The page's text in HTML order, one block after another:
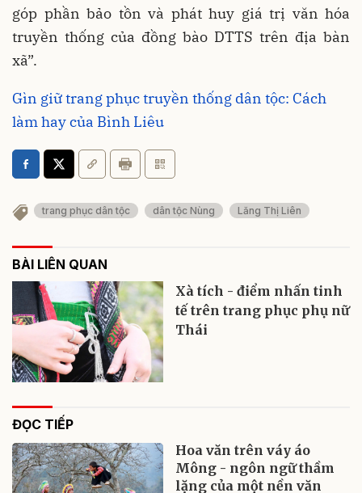
góp phần bảo tồn và phát huy giá trị văn hóa
truyền thống của đồng bào DTTS trên địa bàn
xã”.
Gìn giữ trang phục truyền thống dân tộc: Cách
làm hay của Bình Liêu
trang phục dân tộc dân tộc Nùng Lăng Thị Liên
BÀI LIÊN QUAN
Xà tích - điểm nhấn tinh
tế trên trang phục phụ nữ
Thái
ĐỌC TIẾP
Hoa văn trên váy áo
Mông - ngôn ngữ thầm
lặng của một nền văn